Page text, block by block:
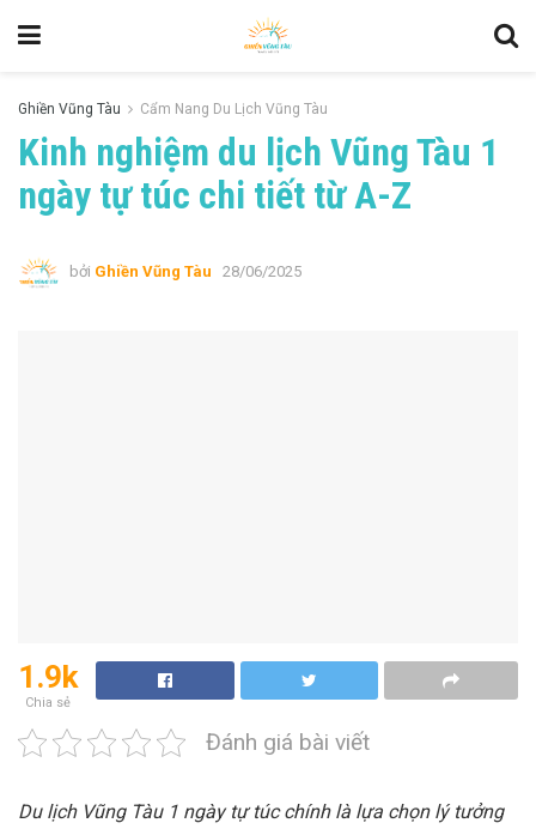
Ghiền Vũng Tàu Cẩm Nang Du Lịch Vũng Tàu
Kinh nghiệm du lịch Vũng Tàu 1
ngày tự túc chi tiết từ A-Z
bởi Ghiền Vũng Tàu 28/06/2025
1.9k
Chia sẻ
Đánh giá bài viết
Du lịch Vũng Tàu 1 ngày tự túc chính là lựa chọn lý tưởng